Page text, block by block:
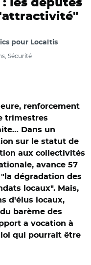
les députés
pour Localtis
Sécurité
renforcement
trimestres
Dans un
sur le statut de
aux collectivités
avance 57
dégradation des
locaux". Mais,
d'élus locaux,
barème des
a vocation à
qui pourrait être